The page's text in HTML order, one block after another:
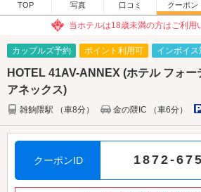
TOP 写真 口コミ クーポン
当ホテルは18歳未満の方はご利用
カップルズ予約 ポイント利用可 インボイス
HOTEL 41AV-ANNEX (ホテル フォ
アネックス)
雑餉隈駅 （車8分） 金の隈IC （車6分）
クーポンID 1872-